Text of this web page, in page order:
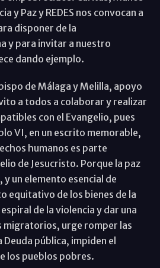
y Paz y REDES nos convocan a
disponer de la
y para invitar a nuestro
dando ejemplo.
de Málaga y Melilla, apoyo
a todos a colaborar y realizar
con el Evangelio, pues
VI, en un escrito memorable,
humanos es parte
de Jesucristo. Porque la paz
un elemento esencial de
equitativo de los bienes de la
de la violencia y dar una
migratorios, urge romper las
Deuda pública, impiden el
los pueblos pobres.